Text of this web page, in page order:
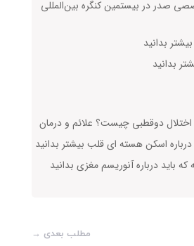
صدر در بیستمین کنگره بین‌المللی
بدانید
بدانید
اختلال دوقطبی چیست؟ علائم و درمان
درباره اسکن هسته ای قلب بیشتر بدانید
که باید درباره آنوریسم مغزی بدانید
مطلب بعدی →